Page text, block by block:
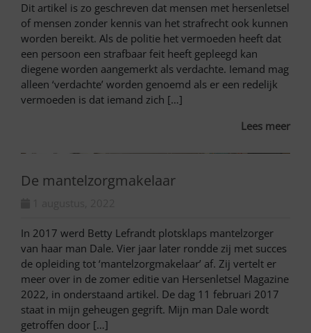
Dit artikel is zo geschreven dat mensen met hersenletsel
of mensen zonder kennis van het strafrecht ook kunnen
worden bereikt. Als de politie het vermoeden heeft dat
een persoon een strafbaar feit heeft gepleegd kan
diegene worden aangemerkt als verdachte. Iemand mag
alleen ‘verdachte’ worden genoemd als er een redelijk
vermoeden is dat iemand zich […]
Lees meer
De mantelzorgmakelaar
In 2017 werd Betty Lefrandt plotsklaps mantelzorger
van haar man Dale. Vier jaar later rondde zij met succes
de opleiding tot ‘mantelzorgmakelaar’ af. Zij vertelt er
meer over in de zomer editie van Hersenletsel Magazine
2022, in onderstaand artikel. De dag 11 februari 2017
staat in mijn geheugen gegrift. Mijn man Dale wordt
getroffen door […]